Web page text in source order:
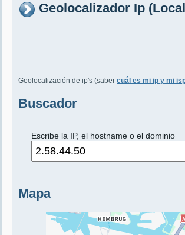
Geolocalizador Ip
Geolocalización de ip's (saber cuál es mi ip y mi
Buscador
Escribe la IP, el hostname o el dominio
Mapa